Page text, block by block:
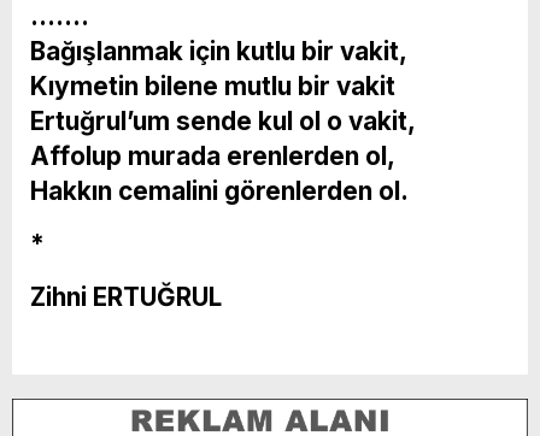
…….
Bağışlanmak için kutlu bir vakit,
Kıymetin bilene mutlu bir vakit
Ertuğrul’um sende kul ol o vakit,
Affolup murada erenlerden ol,
Hakkın cemalini görenlerden ol.
*
Zihni ERTUĞRUL